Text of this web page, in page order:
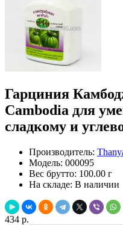
Гарциния
Cambodia для
сладкому и
Производитель:
Модель: 000095
Вес брутто: 100.00 г
На складе: В наличии
434 р.